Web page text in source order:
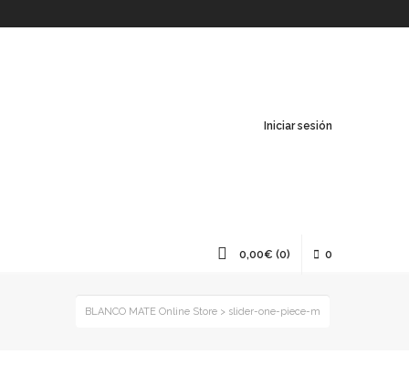
Iniciar sesión
0,00€ (0) 0
BLANCO MATE Online Store > slider-one-piece-m